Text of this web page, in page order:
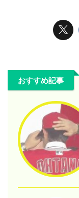
おすすめ記事